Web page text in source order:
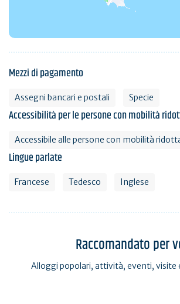
Mezzi di pagamento
Assegni bancari e postali Specie
Accessibilità per le persone con mobilità
Accessibile alle persone con mobilità
Lingue parlate
Francese Tedesco Inglese
Raccomandato per
Alloggi popolari, attività, eventi, visite